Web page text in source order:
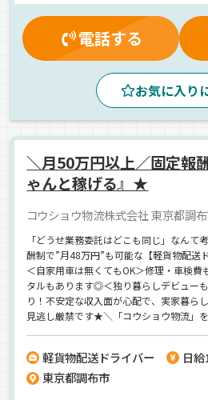
AT可 ルート配送 食品 医
業務委託 電話する
お気に入り
＼月50万円以上／固定報
ゃんと稼げる』★
コウショウ物流株式会社 東京都調
「どうせ業務委託はどこも同じ」なん
酬制で”月48万円”も可能な【軽貨物配送
＜自家用車は無くてもOK＞修理・車検費
タルもあります◎＜独り暮らしデビュー
り！不安定な収入面が心配で、実家暮ら
見逃し厳禁です★＼「コウショウ物流」
こそ、多くの先輩たちがリアルな情報を
す！InstagramやTikTokで会社の雰囲気な
軽貨物配送ドライバー
日
東京都調布市